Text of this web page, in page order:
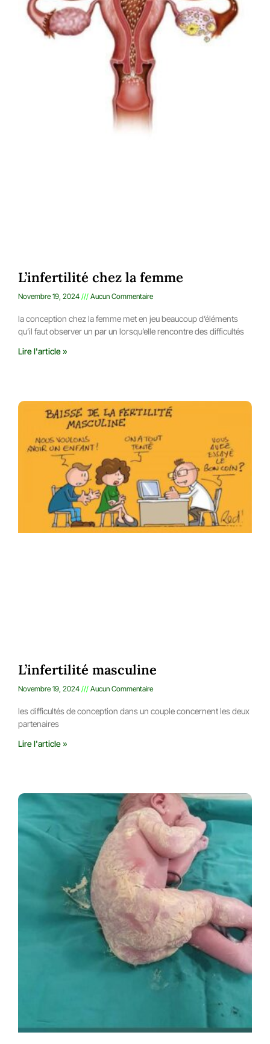
L’infertilité chez la femme
Novembre 19, 2024 Aucun Commentaire
la conception chez la femme met en jeu beaucoup d’éléments
qu’il faut observer un par un lorsqu’elle rencontre des difficultés
Lire l'article »
L’infertilité masculine
Novembre 19, 2024 Aucun Commentaire
les difficultés de conception dans un couple concernent les deux
partenaires
Lire l'article »